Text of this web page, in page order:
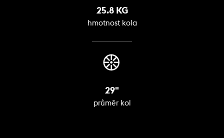
25.8 KG
hmotnost kola
29"
průměr kol